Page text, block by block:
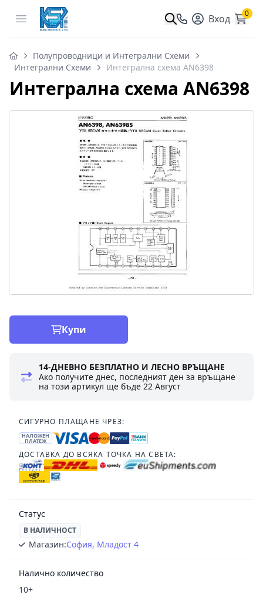
Open menu Вход 0
Полупроводници и Интегрални Схеми
Интегрални Схеми
Интегрална схема AN6398
Интегрална схема AN6398
Купи
14-ДНЕВНО БЕЗПЛАТНО И ЛЕСНО ВРЪЩАНЕ
Ако получите днес, последният ден за връщане
на този артикул ще бъде22 Август
СИГУРНО ПЛАЩАНЕ ЧРЕЗ:
НАЛОЖЕН
ПЛАТЕЖ
ДОСТАВКА ДО ВСЯКА ТОЧКА НА СВЕТА:
Статус
В НАЛИЧНОСТ
Магазин:София, Младост 4
Налично количество
10+